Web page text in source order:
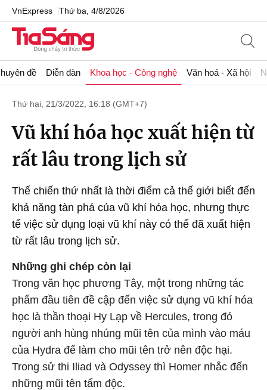
VnExpress Thứ ba, 4/8/2026
đề Diễn đàn Khoa học - Công nghệ Văn hoá - Xã hội
Thứ hai, 21/3/2022, 16:18 (GMT+7)
Vũ khí hóa học xuất hiện từ
rất lâu trong lịch sử
Thế chiến thứ nhất là thời điểm cả thế giới biết đến
khả năng tàn phá của vũ khí hóa học, nhưng thực
tế việc sử dụng loại vũ khí này có thể đã xuất hiện
từ rất lâu trong lịch sử.
Những ghi chép còn lại
Trong văn học phương Tây, một trong những tác
phẩm đầu tiên đề cập đến việc sử dụng vũ khí hóa
học là thần thoại Hy Lạp về Hercules, trong đó
người anh hùng nhúng mũi tên của mình vào máu
của Hydra để làm cho mũi tên trở nên độc hại.
Trong sử thi Iliad và Odyssey thì Homer nhắc đến
những mũi tên tẩm độc.